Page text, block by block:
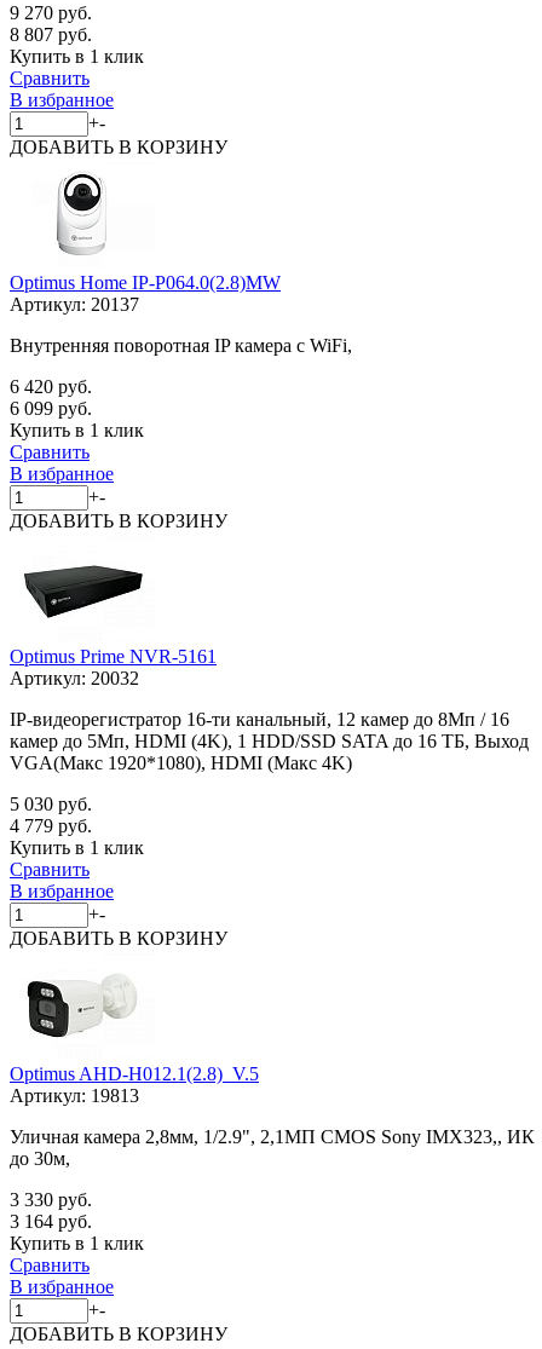
9 270 руб.
8 807 руб.
Купить в 1 клик
Сравнить
В избранное
+-
ДОБАВИТЬ В КОРЗИНУ
Optimus Home IP-P064.0(2.8)MW
Артикул: 20137
Внутренняя поворотная IP камера с WiFi,
6 420 руб.
6 099 руб.
Купить в 1 клик
Сравнить
В избранное
+-
ДОБАВИТЬ В КОРЗИНУ
Optimus Prime NVR-5161
Артикул: 20032
IP-видеорегистратор 16-ти канальный, 12 камер до 8Мп / 16
камер до 5Мп, HDMI (4K), 1 HDD/SSD SATA до 16 ТБ, Выход
VGA(Макс 1920*1080), HDMI (Макс 4K)
5 030 руб.
4 779 руб.
Купить в 1 клик
Сравнить
В избранное
+-
ДОБАВИТЬ В КОРЗИНУ
Optimus AHD-H012.1(2.8)_V.5
Артикул: 19813
Уличная камера 2,8мм, 1/2.9", 2,1МП CMOS Sony IMX323,, ИК
до 30м,
3 330 руб.
3 164 руб.
Купить в 1 клик
Сравнить
В избранное
+-
ДОБАВИТЬ В КОРЗИНУ